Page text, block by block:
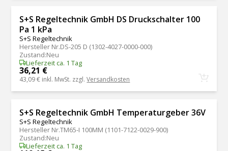
S+S Regeltechnik GmbH DS Druckschalter 100
Pa 1 kPa
S+S Regeltechnik
Hersteller Nr.DS-205 D (1302-4027-0000-000)
Zustand:Neu
Lieferzeit ca. 1 Tag
36,21 €
43,09 € inkl. MwSt. zzgl.Versandkosten
S+S Regeltechnik GmbH Temperaturgeber 36V
S+S Regeltechnik
Hersteller Nr.TM65-I 100MM (1101-7122-0029-900)
Zustand:Neu
Lieferzeit ca. 1 Tag